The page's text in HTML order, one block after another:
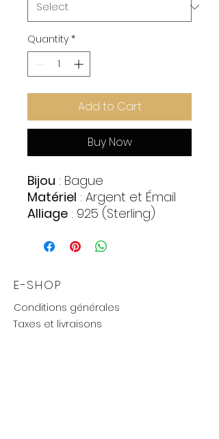
Quantity *
Add to Cart
Buy Now
Bijou : Bague
Matériel : Argent et Émail
Alliage : 925 (Sterling)
Zirconia
Forme : Cercle
Poids: 3,2 gr.
E-SHOP
Conditions générales
Taxes et livraisons